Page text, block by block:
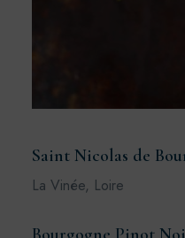
Saint Nicolas de
La Vinée, Loire